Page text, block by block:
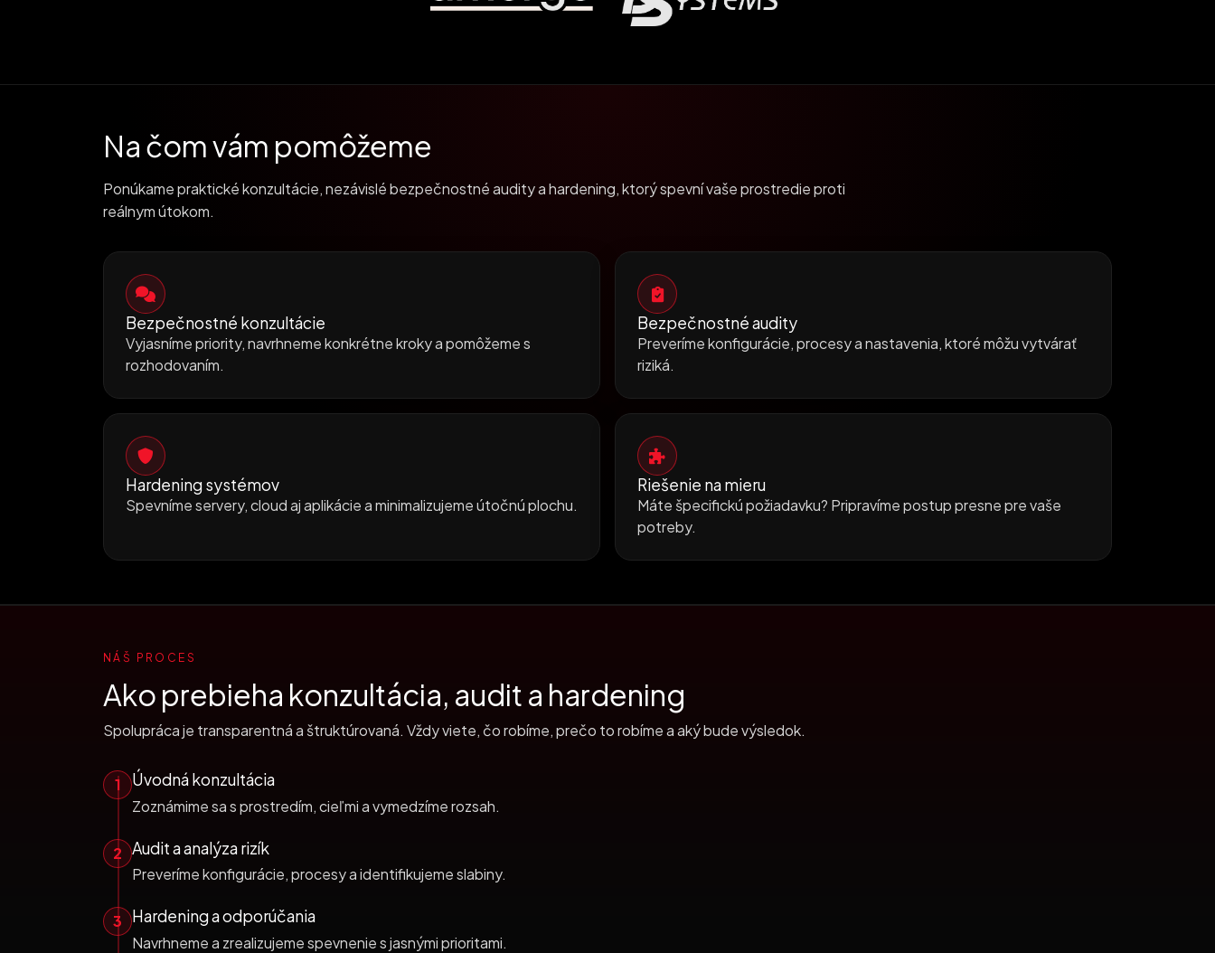
Na čom vám pomôžeme
Ponúkame praktické konzultácie, nezávislé bezpečnostné audity a hardening, ktorý spevní vaše prostredie proti
reálnym útokom.
Bezpečnostné konzultácie
Vyjasníme priority, navrhneme konkrétne kroky a pomôžeme s
rozhodovaním.
Bezpečnostné audity
Preveríme konfigurácie, procesy a nastavenia, ktoré môžu vytvárať
riziká.
Hardening systémov
Spevníme servery, cloud aj aplikácie a minimalizujeme útočnú plochu.
Riešenie na mieru
Máte špecifickú požiadavku? Pripravíme postup presne pre vaše
potreby.
NÁŠ PROCES
Ako prebieha konzultácia, audit a hardening
Spolupráca je transparentná a štruktúrovaná. Vždy viete, čo robíme, prečo to robíme a aký bude výsledok.
1 Úvodná konzultácia
Zoznámime sa s prostredím, cieľmi a vymedzíme rozsah.
2 Audit a analýza rizík
Preveríme konfigurácie, procesy a identifikujeme slabiny.
3 Hardening a odporúčania
Navrhneme a zrealizujeme spevnenie s jasnými prioritami.